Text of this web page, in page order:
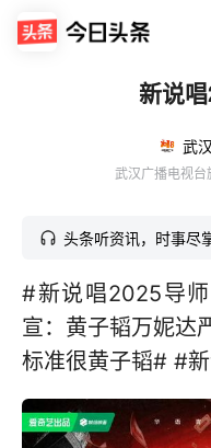
新说
武
武汉广播电视台
头条听资讯，时事尽
#新说唱2025导
宣：黄子韬万妮达
标准很黄子韬# #